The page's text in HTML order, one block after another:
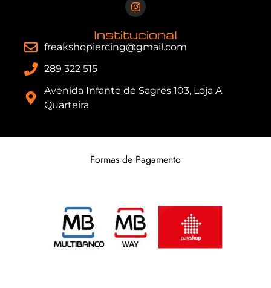
Institucional
freakshopiercing@gmail.com
289 322 515
Avenida Infante de Sagres 103, Loja A
Quarteira
Formas de Pagamento